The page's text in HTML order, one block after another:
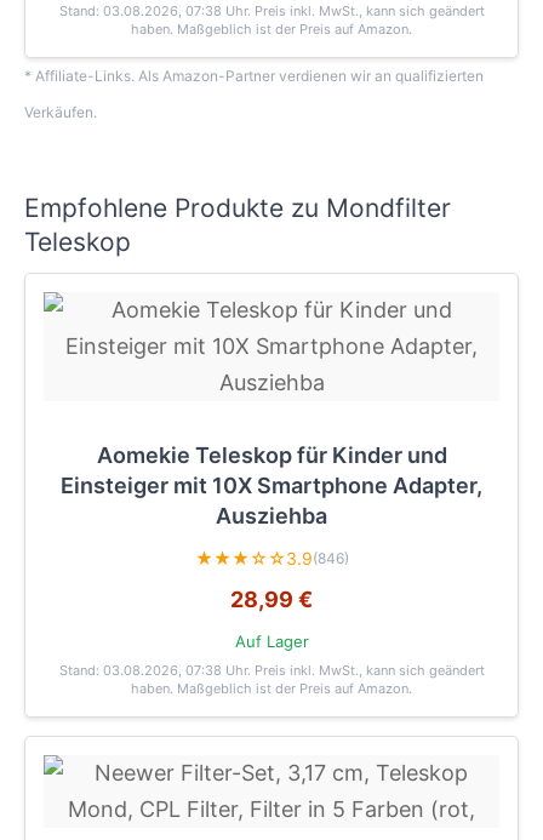
Stand: 03.08.2026, 07:38 Uhr. Preis inkl. MwSt., kann sich geändert
haben. Maßgeblich ist der Preis auf Amazon.
* Affiliate-Links. Als Amazon-Partner verdienen wir an qualifizierten
Verkäufen.
Empfohlene Produkte zu Mondfilter
Teleskop
Aomekie Teleskop für Kinder und
Einsteiger mit 10X Smartphone Adapter,
Ausziehba
★★★☆☆3.9(846)
28,99 €
Auf Lager
Stand: 03.08.2026, 07:38 Uhr. Preis inkl. MwSt., kann sich geändert
haben. Maßgeblich ist der Preis auf Amazon.